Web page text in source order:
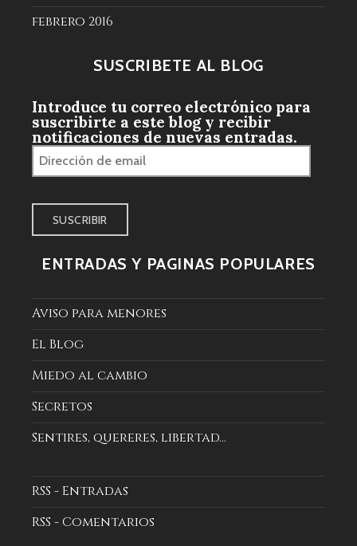
febrero 2016
SUSCRÍBETE AL BLOG
Introduce tu correo electrónico para
suscribirte a este blog y recibir
notificaciones de nuevas entradas.
Dirección
de
email
ENTRADAS Y PÁGINAS POPULARES
Aviso para menores
El Blog
Miedo al cambio
Secretos
Sentires, quereres, libertad...
RSS - Entradas
RSS - Comentarios